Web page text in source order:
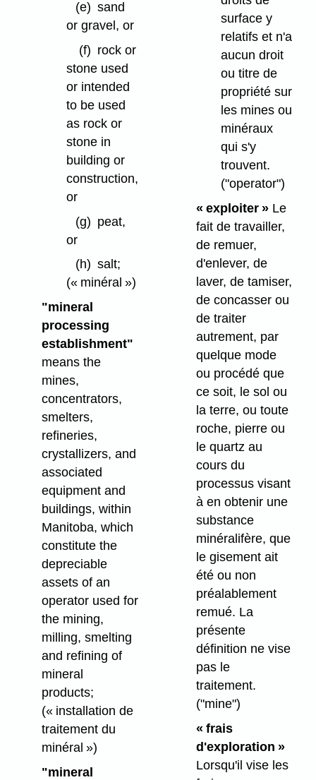
(e) sand
or gravel, or
(f) rock or
stone used
or intended
to be used
as rock or
stone in
building or
construction,
or
(g) peat,
or
(h) salt;
(« minéral »)
"mineral
processing
establishment"
means the
mines,
concentrators,
smelters,
refineries,
crystallizers, and
associated
equipment and
buildings, within
Manitoba, which
constitute the
depreciable
assets of an
operator used for
the mining,
milling, smelting
and refining of
mineral
products;
(« installation de
traitement du
minéral »)
"mineral
surface y
relatifs et n'a
aucun droit
ou titre de
propriété sur
les mines ou
minéraux
qui s'y
trouvent.
("operator")
« exploiter »Le
fait de travailler,
de remuer,
d'enlever, de
laver, de tamiser,
de concasser ou
de traiter
autrement, par
quelque mode
ou procédé que
ce soit, le sol ou
la terre, ou toute
roche, pierre ou
le quartz au
cours du
processus visant
à en obtenir une
substance
minéralifère, que
le gisement ait
été ou non
préalablement
remué. La
présente
définition ne vise
pas le
traitement.
("mine")
« frais
d'exploration »
Lorsqu'il vise les